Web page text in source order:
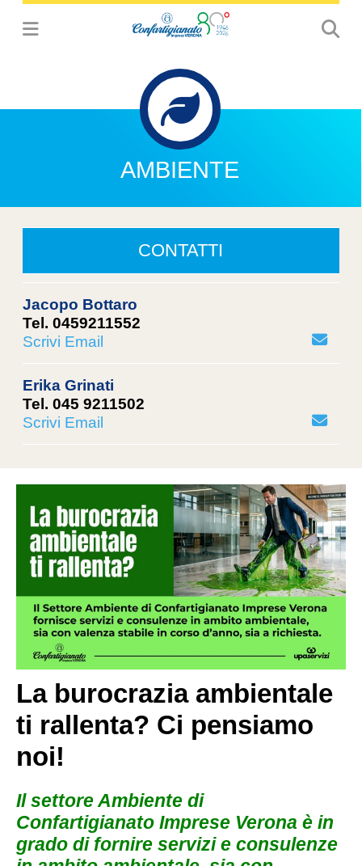
AMBIENTE
CONTATTI
Jacopo Bottaro
Tel. 0459211552
Scrivi Email
Erika Grinati
Tel. 045 9211502
Scrivi Email
La burocrazia ambientale
ti rallenta? Ci pensiamo
noi!
Il settore Ambiente di
Confartigianato Imprese Verona è in
grado di fornire servizi e consulenze